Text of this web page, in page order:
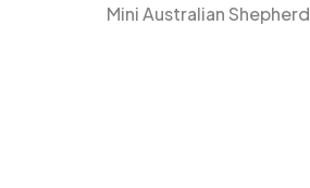
Mini Australian Shepherd